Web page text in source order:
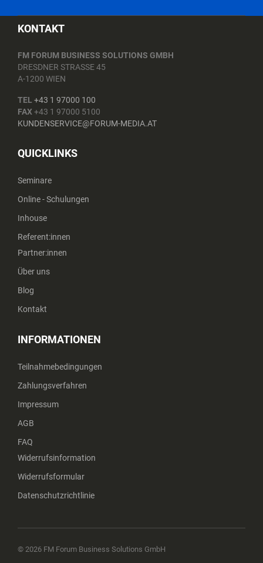
KONTAKT
FM FORUM BUSINESS SOLUTIONS GMBH
DRESDNER STRASSE 45
A-1200 WIEN
TEL +43 1 97000 100
FAX+43 1 97000 5100
KUNDENSERVICE@FORUM-MEDIA.AT
QUICKLINKS
Seminare
Online - Schulungen
Inhouse
Referent:innen
Partner:innen
Über uns
Blog
Kontakt
INFORMATIONEN
Teilnahmebedingungen
Zahlungsverfahren
Impressum
AGB
FAQ
Widerrufsinformation
Widerrufsformular
Datenschutzrichtlinie
© 2026 FM Forum Business Solutions GmbH